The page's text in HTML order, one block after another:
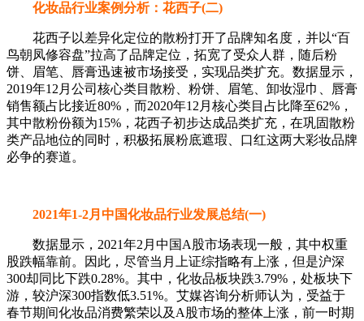
化妆品行业案例分析：花西子(二)
花西子以差异化定位的散粉打开了品牌知名度，并以“百
鸟朝凤修容盘”拉高了品牌定位，拓宽了受众人群，随后粉
饼、眉笔、唇膏迅速被市场接受，实现品类扩充。数据显示，
2019年12月公司核心类目散粉、粉饼、眉笔、卸妆湿巾、唇膏
销售额占比接近80%，而2020年12月核心类目占比降至62%，
其中散粉份额为15%，花西子初步达成品类扩充，在巩固散粉
类产品地位的同时，积极拓展粉底遮瑕、口红这两大彩妆品牌
必争的赛道。
2021年1-2月中国化妆品行业发展总结(一)
数据显示，2021年2月中国A股市场表现一般，其中权重
股跌幅靠前。因此，尽管当月上证综指略有上涨，但是沪深
300却同比下跌0.28%。其中，化妆品板块跌3.79%，处板块下
游，较沪深300指数低3.51%。艾媒咨询分析师认为，受益于
春节期间化妆品消费繁荣以及A股市场的整体上涨，前一时期